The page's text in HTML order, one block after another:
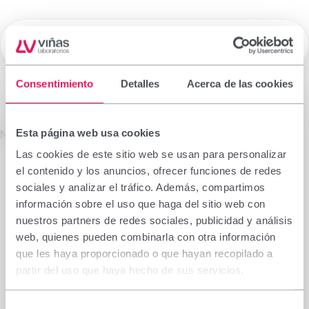
Consentimiento Detalles Acerca de las cookies
Esta página web usa cookies
Las cookies de este sitio web se usan para personalizar
el contenido y los anuncios, ofrecer funciones de redes
sociales y analizar el tráfico. Además, compartimos
información sobre el uso que haga del sitio web con
nuestros partners de redes sociales, publicidad y análisis
web, quienes pueden combinarla con otra información
que les haya proporcionado o que hayan recopilado a
partir del uso que haya hecho de sus servicios.
Laboratorios Viñas ☰
No se encontró el producto solicitado.
Medicamentos de Prescripción
La información que figura en esta sección está
dirigida exclusivamente a profesionales sanitarios
facultados para prescribir o dispensar
medicamentos, por lo que requiere una formación
especializada para su correcta interpretación. En
caso de no pertenecer a este colectivo, le rogamos
se abstenga de continuar.
Declaro que soy profesional sanitario con
capacidad de prescripción o dispensación en